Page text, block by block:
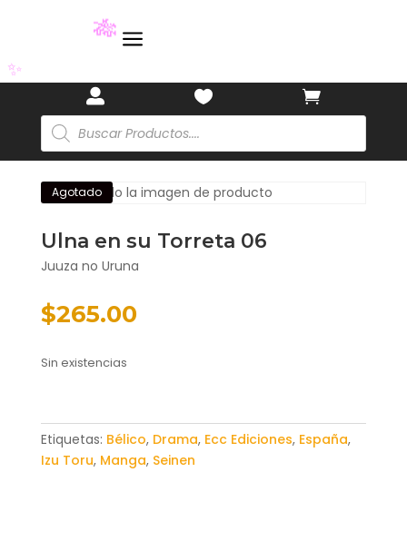
a
 

Búsqueda
de
productos
Agotado
Ulna en su Torreta 06
Juuza no Uruna
$265.00
Sin existencias
Etiquetas: Bélico, Drama, Ecc Ediciones, España,
Izu Toru, Manga, Seinen